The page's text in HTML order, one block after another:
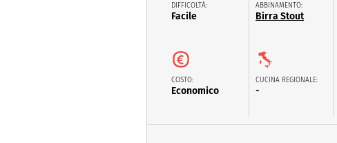
DIFFICOLTÀ:
Facile
ABBINAMENTO:
Birra Stout
COSTO:
Economico
CUCINA REGIONALE:
-